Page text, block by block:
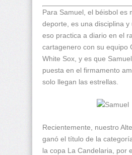
Para Samuel, el béisbol es
deporte, es una disciplina
eso practica a diario en el
cartagenero con su equipo
White Sox, y es que
puesta en el firmamento
solo llegan las estrellas.
Recientemente, nuestro
ganó el título de la
la copa La Candelaria, por